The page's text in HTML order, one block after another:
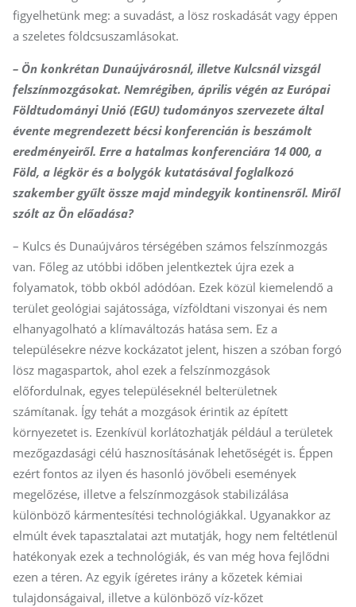
figyelhetünk meg: a suvadást, a lösz roskadását vagy éppen
a szeletes földcsuszamlásokat.
– Ön konkrétan Dunaújvárosnál, illetve Kulcsnál vizsgál
felszínmozgásokat. Nemrégiben, április végén az Európai
Földtudományi Unió (EGU) tudományos szervezete által
évente megrendezett bécsi konferencián is beszámolt
eredményeiről. Erre a hatalmas konferenciára 14 000, a
Föld, a légkör és a bolygók kutatásával foglalkozó
szakember gyűlt össze majd mindegyik kontinensről. Miről
szólt az Ön előadása?
– Kulcs és Dunaújváros térségében számos felszínmozgás
van. Főleg az utóbbi időben jelentkeztek újra ezek a
folyamatok, több okból adódóan. Ezek közül kiemelendő a
terület geológiai sajátossága, vízföldtani viszonyai és nem
elhanyagolható a klímaváltozás hatása sem. Ez a
településekre nézve kockázatot jelent, hiszen a szóban forgó
lösz magaspartok, ahol ezek a felszínmozgások
előfordulnak, egyes településeknél belterületnek
számítanak. Így tehát a mozgások érintik az épített
környezetet is. Ezenkívül korlátozhatják például a területek
mezőgazdasági célú hasznosításának lehetőségét is. Éppen
ezért fontos az ilyen és hasonló jövőbeli események
megelőzése, illetve a felszínmozgások stabilizálása
különböző kármentesítési technológiákkal. Ugyanakkor az
elmúlt évek tapasztalatai azt mutatják, hogy nem feltétlenül
hatékonyak ezek a technológiák, és van még hova fejlődni
ezen a téren. Az egyik ígéretes irány a kőzetek kémiai
tulajdonságaival, illetve a különböző víz-kőzet